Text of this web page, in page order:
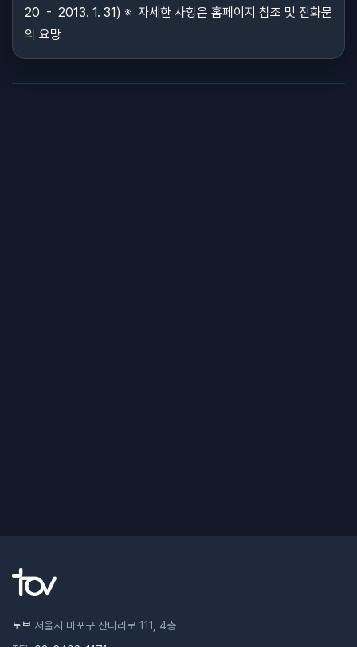
20 - 2013. 1. 31) ※ 자세한 사항은 홈페이지 참조 및 전화문
의 요망
토브 서울시 마포구 잔다리로 111, 4층